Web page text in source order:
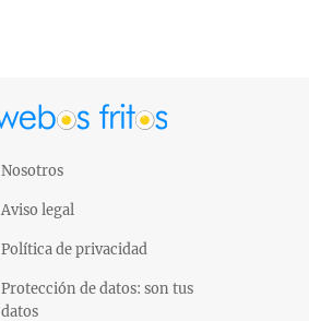
Nosotros
Aviso legal
Política de privacidad
Protección de datos: son tus
datos